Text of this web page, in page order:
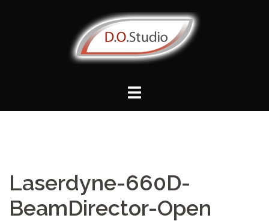
Laserdyne-660D-
BeamDirector-Open